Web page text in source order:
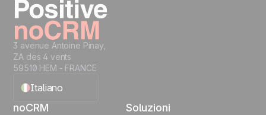
3 avenue Antoine Pinay,
ZA des 4 vents
59510 HEM - FRANCE
Italiano
noCRM Soluzioni